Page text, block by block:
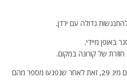
גדולה עם ירדן.
באופן מיידי.
של קורונה במקום.
*- מטוסי טופולב רוסיים טסים לשדה התעופה בחמימים שבסוריה ומעבירים מטוסי קרב מדגם מיג 29, זאת לאחר שנפגעו מספר מהם